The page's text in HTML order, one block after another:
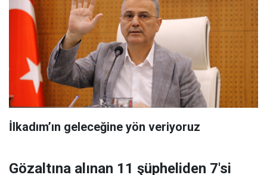
İlkadım’ın geleceğine yön veriyoruz
Gözaltına alınan 11 şüpheliden 7'si